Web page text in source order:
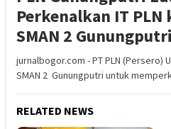
Perkenalkan IT PLN
SMAN 2 Gunungputri
jurnalbogor.com - PT PLN (Persero)
SMAN 2 Gunungputri untuk
RELATED NEWS